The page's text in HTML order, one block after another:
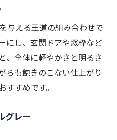
与える王道の組み合わせで
にし、玄関ドアや窓枠など
、全体に軽やかさと明るさ
らも飽きのこない仕上がり
すすめです。
グレー